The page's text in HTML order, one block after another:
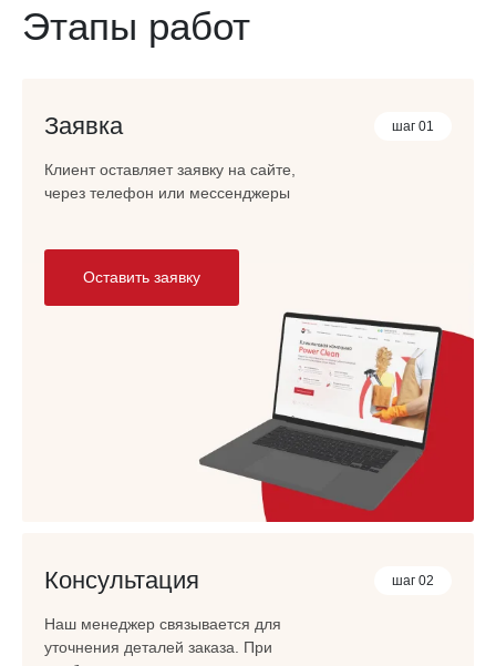
Этапы работ
шаг 01
Заявка
Клиент оставляет заявку на сайте,
через телефон или мессенджеры
Оставить заявку
шаг 02
Консультация
Наш менеджер связывается для
уточнения деталей заказа. При